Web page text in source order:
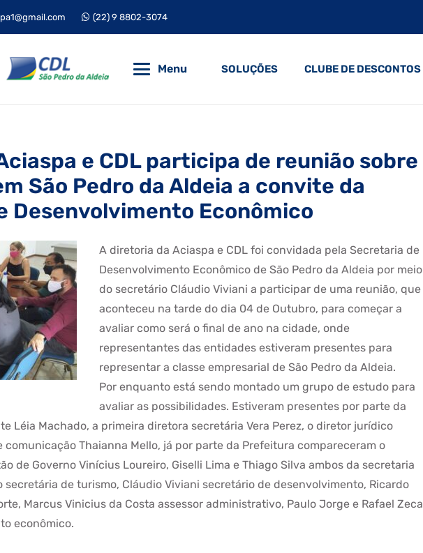
(22) 9 8802-3074
Menu SOLUÇÕES CLUBE DE DESCONTOS
e CDL participa de reunião sobre
São Pedro da Aldeia a convite da
Desenvolvimento Econômico
A diretoria da Aciaspa e CDL foi convidada pela Secretaria de
Desenvolvimento Econômico de São Pedro da Aldeia por meio
do secretário Cláudio Viviani a participar de uma reunião, que
aconteceu na tarde do dia 04 de Outubro, para começar a
avaliar como será o final de ano na cidade, onde
representantes das entidades estiveram presentes para
representar a classe empresarial de São Pedro da Aldeia.
Por enquanto está sendo montado um grupo de estudo para
avaliar as possibilidades. Estiveram presentes por parte da
Léia Machado, a primeira diretora secretária Vera Perez, o diretor jurídico
comunicação Thaianna Mello, já por parte da Prefeitura compareceram o
de Governo Vinícius Loureiro, Giselli Lima e Thiago Silva ambos da secretaria
de turismo, Cláudio Viviani secretário de desenvolvimento, Ricardo
Marcus Vinicius da Costa assessor administrativo, Paulo Jorge e Rafael Zeca
econômico.